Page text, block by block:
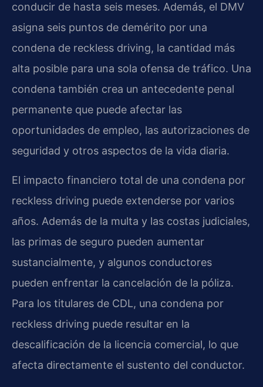
conducir de hasta seis meses. Además, el DMV
asigna seis puntos de demérito por una
condena de reckless driving, la cantidad más
alta posible para una sola ofensa de tráfico. Una
condena también crea un antecedente penal
permanente que puede afectar las
oportunidades de empleo, las autorizaciones de
seguridad y otros aspectos de la vida diaria.
El impacto financiero total de una condena por
reckless driving puede extenderse por varios
años. Además de la multa y las costas judiciales,
las primas de seguro pueden aumentar
sustancialmente, y algunos conductores
pueden enfrentar la cancelación de la póliza.
Para los titulares de CDL, una condena por
reckless driving puede resultar en la
descalificación de la licencia comercial, lo que
afecta directamente el sustento del conductor.